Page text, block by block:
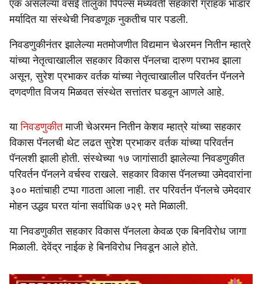
e
एक असलेल्या वसई तालुका पिपल्स मध्यवर्ती सहकारी ग्राहक भांडार
मर्यादित या संस्थेची निवडणूक नुकतीच पार पडली.
निवडणुकीनंतर झालेल्या मतमोजणीत विद्यमान चेअरमन नितीन म्हात्रे
यांच्या नेतृत्वाखालील सहकार विकास पॅनलचा दारुण पराभव झाला
असून, सुरेश प्रभाकर वर्तक यांच्या नेतृत्वाखालील परिवर्तन पॅनलने
दणदणीत विजय मिळवत संस्थेत सत्तांतर घडवून आणले आहे.
यानिवडणुकीतमाजी चेअरमन नितीन केशव म्हात्रे यांच्या सहकार
विकास पॅनलची थेट लढत सुरेश प्रभाकर वर्तक यांच्या परिवर्तन
पॅनलशी झाली होती. संस्थेच्या १७ जागांसाठी झालेल्या निवडणुकीत
परिवर्तन पॅनलने वर्चस्व राखले. सहकार विकास पॅनलच्या उमेदवारांना
३०० मतांचाही टप्पा गाठता आला नाही. तर परिवर्तन पॅनलचे उमेदवार
मोहन उद्धव घरत यांना सर्वाधिक ७२९ मते मिळाली.
या निवडणुकीत सहकार विकास पॅनलला केवळ एक बिनविरोध जागा
मिळाली. देवेंद्र नाईक हे बिनविरोध निवडून आले होते.